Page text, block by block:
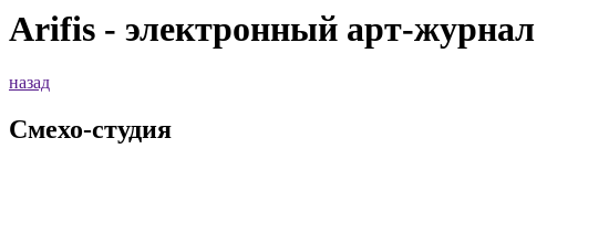
Arifis - электронный арт-журнал
назад
Смехо-студия